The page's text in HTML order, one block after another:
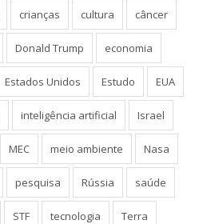
crianças cultura câncer
Donald Trump economia
Estados Unidos Estudo EUA
inteligência artificial Israel
MEC meio ambiente Nasa
pesquisa Rússia saúde
STF tecnologia Terra